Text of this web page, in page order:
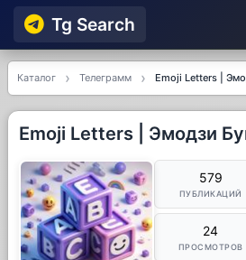
Tg Searсh
Каталог Телеграмм Emoji Letters |
Emoji Letters | Эмодзи
579
ПУБЛИКАЦИЙ
24
ПРОСМОТРОВ